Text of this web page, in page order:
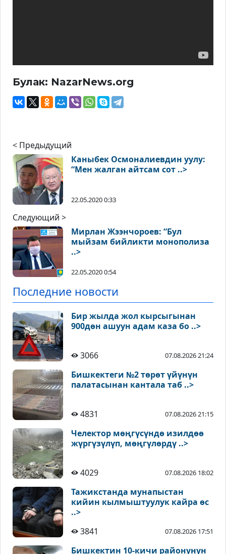
Булак: NazarNews.org
< Предыдущий
Каныбек Осмоналиевдин уулу:
“Мен жалган айтсам сот ..>
22.05.2020 0:33
Следующий >
Мирлан Жээнчороев: “Бул
мыйзам бийликти монополиза
..>
22.05.2020 0:54
Последние новости
Бир жылда жол кырсыгынан
900дөн ашуун адам каза бо ..>
3066 07.08.2026 21:24
Бишкектеги №2 төрөт үйүнүн
палатасынан кантала таб ..>
4831 07.08.2026 21:15
Челектор мөңгүсүндө изилдөө
жүргүзүлүп, мөңгүлөрдү ..>
4029 07.08.2026 18:02
Тажикстанда мунапыстан
кийин кылмыштуулук кайра өс
..>
3841
07.08.2026 17:51
Бишкектин 10-кичи районунун